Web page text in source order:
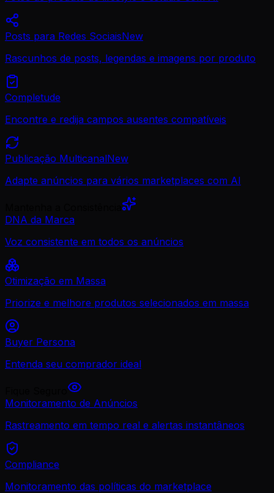
Posts para Redes SociaisNew
Rascunhos de posts, legendas e imagens por produto
Completude
Encontre e redija campos ausentes compatíveis
Publicação MulticanalNew
Adapte anúncios para vários marketplaces com AI
DNA da Marca
Voz consistente em todos os anúncios
Otimização em Massa
Priorize e melhore produtos selecionados em massa
Buyer Persona
Entenda seu comprador ideal
Monitoramento de Anúncios
Rastreamento em tempo real e alertas instantâneos
Compliance
Monitoramento das políticas do marketplace